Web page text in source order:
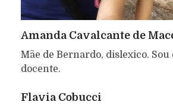
Amanda Cavalcante de
Mãe de Bernardo, dislexico.
docente.
Flavia Cobucci